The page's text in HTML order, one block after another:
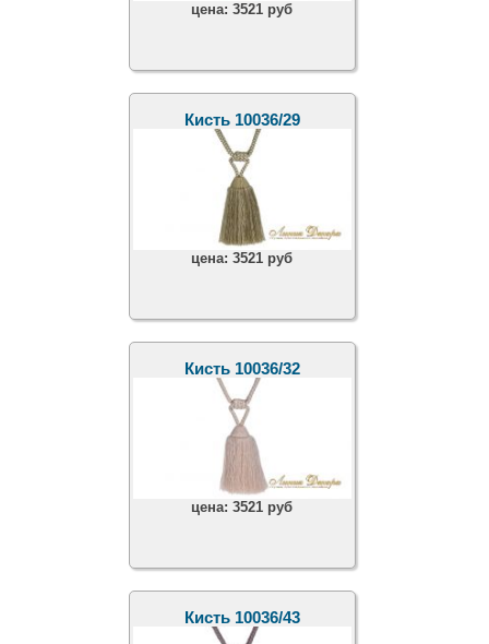
цена:3521 руб
Кисть 10036/29
цена:3521 руб
Кисть 10036/32
цена:3521 руб
Кисть 10036/43